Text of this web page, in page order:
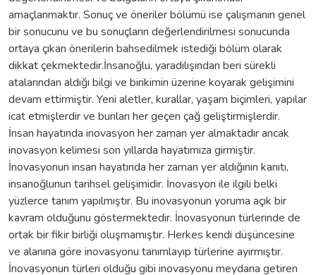
amaçlanmaktır. Sonuç ve öneriler bölümü ise çalışmanın genel
bir sonucunu ve bu sonuçların değerlendirilmesi sonucunda
ortaya çıkan önerilerin bahsedilmek istediği bölüm olarak
dikkat çekmektedir.İnsanoğlu, yaradılışından beri sürekli
atalarından aldığı bilgi ve birikimin üzerine koyarak gelişimini
devam ettirmiştir. Yeni aletler, kurallar, yaşam biçimleri, yapılar
icat etmişlerdir ve bunları her geçen çağ geliştirmişlerdir.
İnsan hayatında inovasyon her zaman yer almaktadır ancak
inovasyon kelimesi son yıllarda hayatımıza girmiştir.
İnovasyonun insan hayatında her zaman yer aldığının kanıtı,
insanoğlunun tarihsel gelişimidir. İnovasyon ile ilgili belki
yüzlerce tanım yapılmıştır. Bu inovasyonun yoruma açık bir
kavram olduğunu göstermektedir. İnovasyonun türlerinde de
ortak bir fikir birliği oluşmamıştır. Herkes kendi düşüncesine
ve alanına göre inovasyonu tanımlayıp türlerine ayırmıştır.
İnovasyonun türleri olduğu gibi inovasyonu meydana getiren